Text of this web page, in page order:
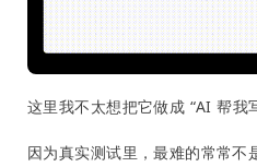
这里我不太想把它做成 “AI 帮我
因为真实测试里，最难的常常不